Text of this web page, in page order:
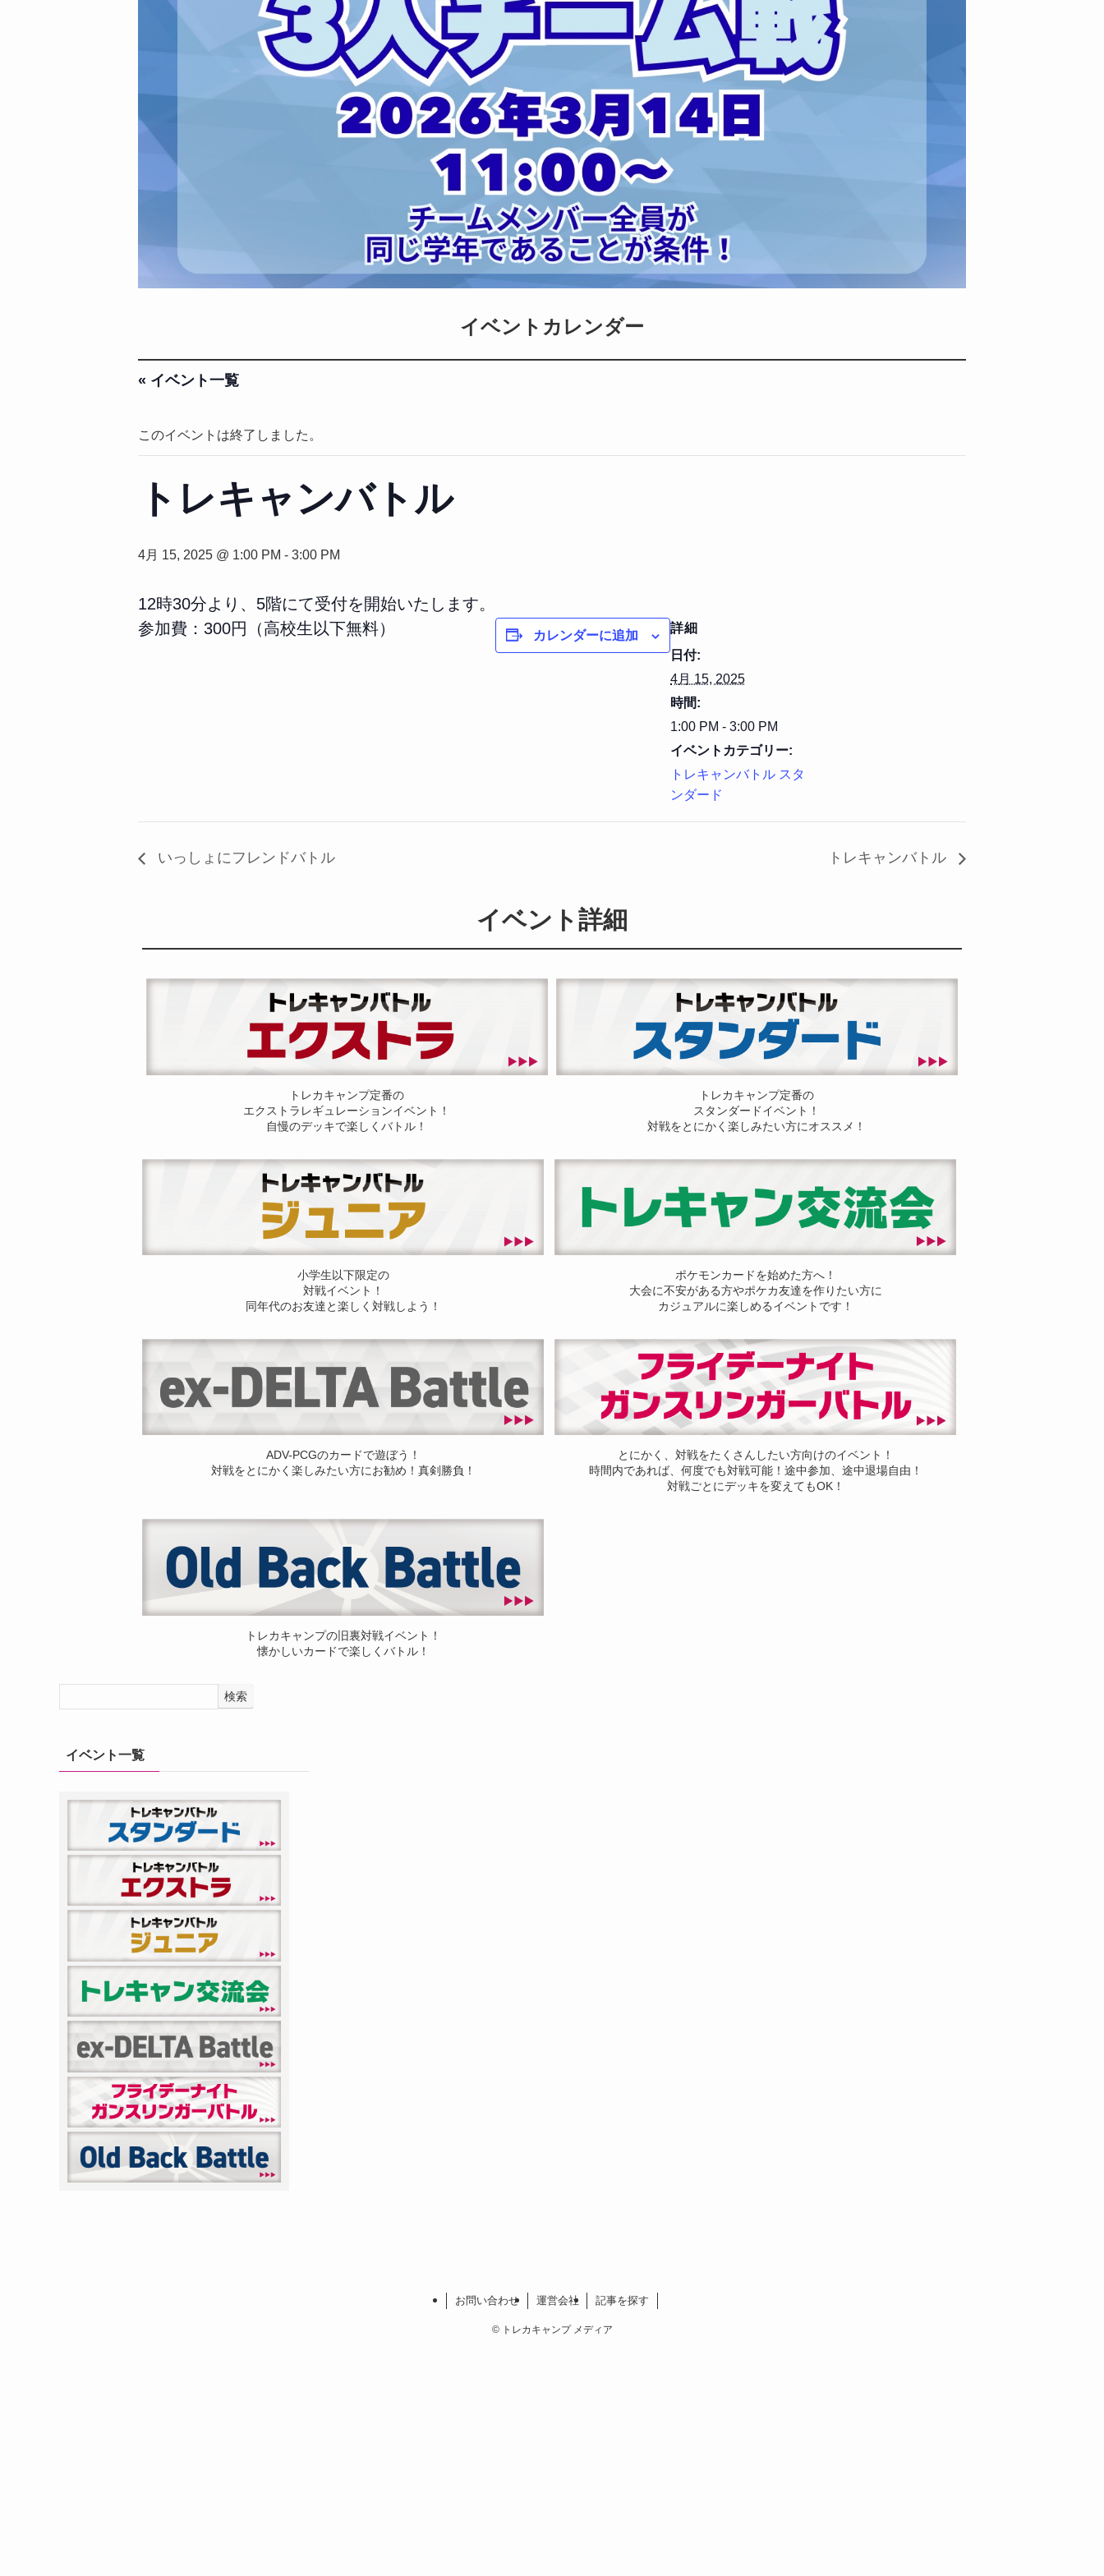
イベントカレンダー
« イベント一覧
このイベントは終了しました。
トレキャンバトル
4月 15, 2025 @ 1:00 PM - 3:00 PM
12時30分より、5階にて受付を開始いたします。
参加費：300円（高校生以下無料）
カレンダーに追加
詳細
日付:
4月 15, 2025
時間:
1:00 PM - 3:00 PM
イベントカテゴリー:
トレキャンバトル スタ
ンダード
いっしょにフレンドバトル トレキャンバトル
イベント詳細
トレカキャンプ定番の
エクストラレギュレーションイベント！
自慢のデッキで楽しくバトル！
トレカキャンプ定番の
スタンダードイベント！
対戦をとにかく楽しみたい方にオススメ！
小学生以下限定の
対戦イベント！
同年代のお友達と楽しく対戦しよう！
ポケモンカードを始めた方へ！
大会に不安がある方やポケカ友達を作りたい方に
カジュアルに楽しめるイベントです！
ADV-PCGのカードで遊ぼう！
対戦をとにかく楽しみたい方にお勧め！真剣勝負！
とにかく、対戦をたくさんしたい方向けのイベント！
時間内であれば、何度でも対戦可能！途中参加、途中退場自由！
対戦ごとにデッキを変えてもOK！
トレカキャンプの旧裏対戦イベント！
懐かしいカードで楽しくバトル！
検索
イベント一覧
お問い合わせ 運営会社 記事を探す
©トレカキャンプ メディア